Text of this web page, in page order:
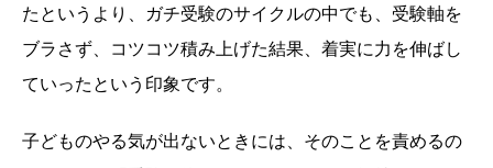
たというより、ガチ受験のサイクルの中でも、受験軸を
ブラさず、コツコツ積み上げた結果、着実に力を伸ばし
ていったという印象です。
子どものやる気が出ないときには、そのことを責めるの